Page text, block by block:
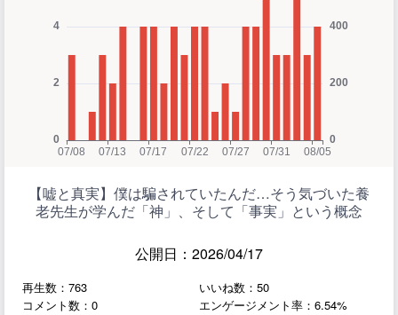
【嘘と真実】僕は騙されていたんだ…そう気づいた養
老先生が学んだ「神」、そして「事実」という概念
公開日：2026/04/17
再生数：763
いいね数：50
コメント数：0
エンゲージメント率：6.54%